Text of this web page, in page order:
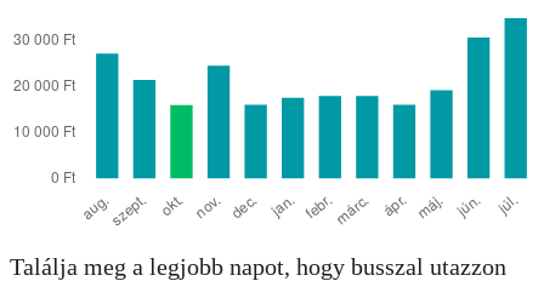
Találja meg a legjobb napot, hogy busszal utazzon